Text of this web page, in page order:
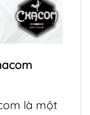
là một